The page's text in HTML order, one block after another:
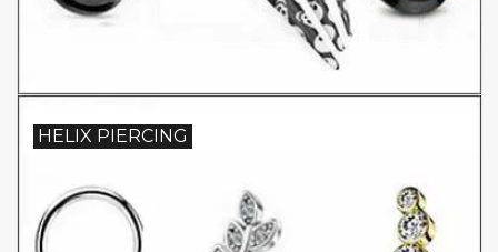
HELIX PIERCING